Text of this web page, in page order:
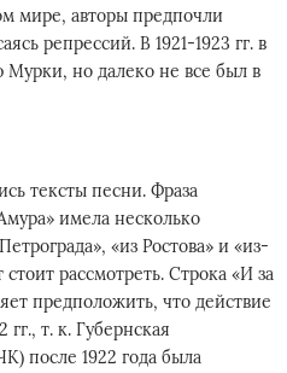
мире, авторы предпочли
репрессий. В 1921-1923 гг. в
но далеко не все был в
тексты песни. Фраза
имела несколько
«из Ростова» и «из-
рассмотреть. Строка «И за
предположить, что действие
гг., т. к. Губернская
после 1922 года была